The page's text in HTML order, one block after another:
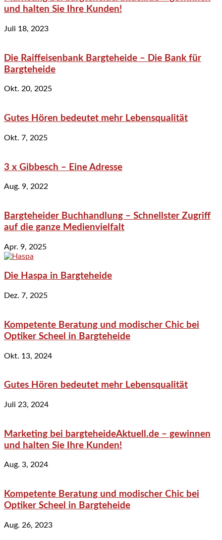
und halten Sie Ihre Kunden!
Juli 18, 2023
Die Raiffeisenbank Bargteheide – Die Bank für
Bargteheide
Okt. 20, 2025
Gutes Hören bedeutet mehr Lebensqualität
Okt. 7, 2025
3 x Gibbesch – Eine Adresse
Aug. 9, 2022
Bargteheider Buchhandlung – Schnellster Zugriff
auf die ganze Medienvielfalt
Apr. 9, 2025
Die Haspa in Bargteheide
Dez. 7, 2025
Kompetente Beratung und modischer Chic bei
Optiker Scheel in Bargteheide
Okt. 13, 2024
Gutes Hören bedeutet mehr Lebensqualität
Juli 23, 2024
Marketing bei bargteheideAktuell.de – gewinnen
und halten Sie Ihre Kunden!
Aug. 3, 2024
Kompetente Beratung und modischer Chic bei
Optiker Scheel in Bargteheide
Aug. 26, 2023